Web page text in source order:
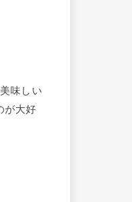
味しい
が大好